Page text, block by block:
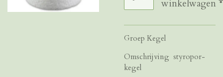
winkelwagen
Groep Kegel
Omschrijving styropor-
kegel